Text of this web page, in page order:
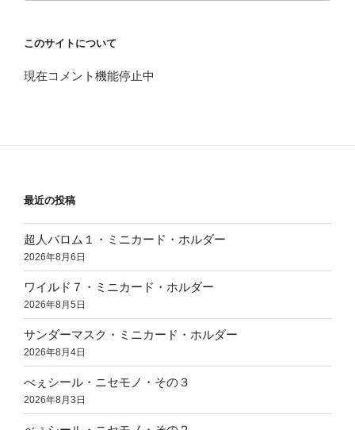
このサイトについて
現在コメント機能停止中
最近の投稿
超人バロム１・ミニカード・ホルダー
2026年8月6日
ワイルド７・ミニカード・ホルダー
2026年8月5日
サンダーマスク・ミニカード・ホルダー
2026年8月4日
べぇシール・ニセモノ・その３
2026年8月3日